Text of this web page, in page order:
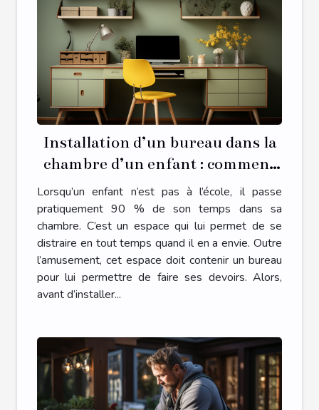
Installation d’un bureau dans la
chambre d’un enfant : comment
s’y prendre ?
Lorsqu’un enfant n’est pas à l’école, il passe
pratiquement 90 % de son temps dans sa
chambre. C’est un espace qui lui permet de se
distraire en tout temps quand il en a envie. Outre
l’amusement, cet espace doit contenir un bureau
pour lui permettre de faire ses devoirs. Alors,
avant d’installer...